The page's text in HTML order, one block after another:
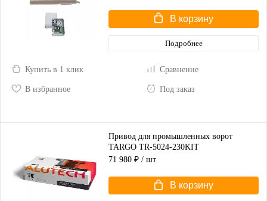
В корзину
Подробнее
Купить в 1 клик Сравнение
В избранное Под заказ
Привод для промышленных ворот
TARGO TR-5024-230KIT
71 980 ₽ / шт
В корзину